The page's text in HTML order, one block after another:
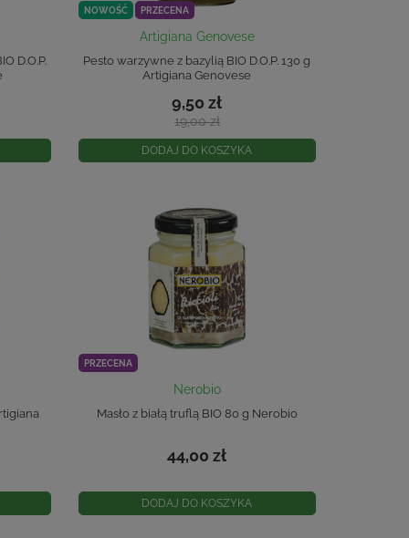
D.O.P.
NOWOŚĆ PRZECENA
Artigiana Genovese
Pesto warzywne z bazylią BIO D.O.P. 130 g
Artigiana Genovese
19,00 zł
9,50 zł
DODAJ DO KOSZYKA
PRZECENA
Nerobio
Masło z białą truflą BIO 80 g Nerobio
44,00 zł
DODAJ DO KOSZYKA